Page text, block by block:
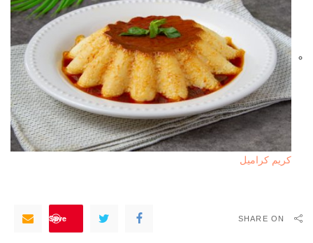
كريم كراميل
SHARE ON
Save